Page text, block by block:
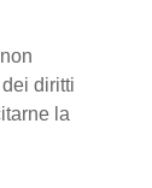
diritti
la